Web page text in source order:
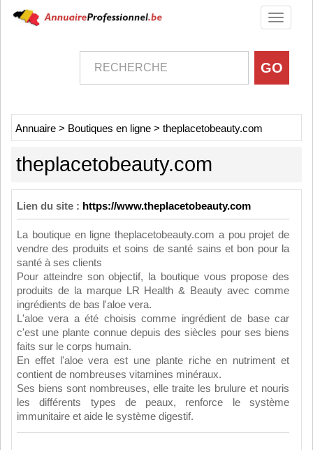
Toggle
Annuaire > Boutiques en ligne > theplacetobeauty.com
theplacetobeauty.com
Lien du site : https://www.theplacetobeauty.com
La boutique en ligne theplacetobeauty.com a pou projet de
vendre des produits et soins de santé sains et bon pour la
santé à ses clients
Pour atteindre son objectif, la boutique vous propose des
produits de la marque LR Health & Beauty avec comme
ingrédients de bas l'aloe vera.
L'aloe vera a été choisis comme ingrédient de base car
c'est une plante connue depuis des siècles pour ses biens
faits sur le corps humain.
En effet l'aloe vera est une plante riche en nutriment et
contient de nombreuses vitamines minéraux.
Ses biens sont nombreuses, elle traite les brulure et nouris
les différents types de peaux, renforce le système
immunitaire et aide le système digestif.